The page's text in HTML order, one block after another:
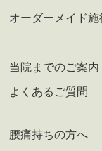
オーダーメイド施
当院までのご案内
よくあるご質問
腰痛持ちの方へ